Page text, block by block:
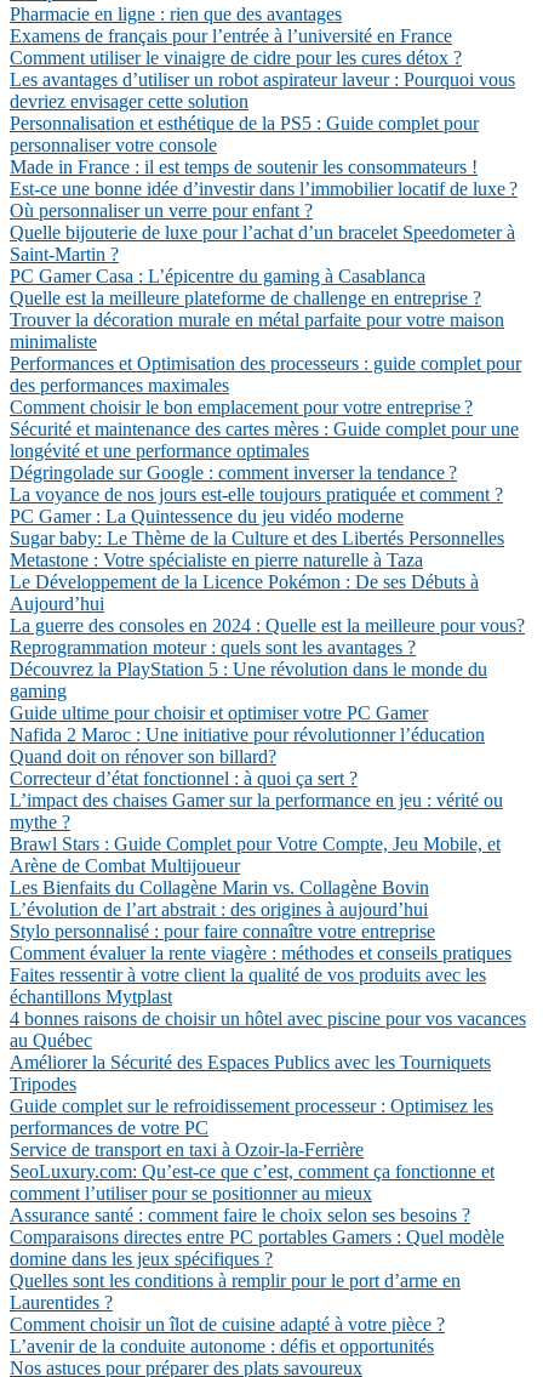
Pharmacie en ligne : rien que des avantages
Examens de français pour l’entrée à l’université en France
Comment utiliser le vinaigre de cidre pour les cures détox ?
Les avantages d’utiliser un robot aspirateur laveur : Pourquoi vous
devriez envisager cette solution
Personnalisation et esthétique de la PS5 : Guide complet pour
personnaliser votre console
Made in France : il est temps de soutenir les consommateurs !
Est-ce une bonne idée d’investir dans l’immobilier locatif de luxe ?
Où personnaliser un verre pour enfant ?
Quelle bijouterie de luxe pour l’achat d’un bracelet Speedometer à
Saint-Martin ?
PC Gamer Casa : L’épicentre du gaming à Casablanca
Quelle est la meilleure plateforme de challenge en entreprise ?
Trouver la décoration murale en métal parfaite pour votre maison
minimaliste
Performances et Optimisation des processeurs : guide complet pour
des performances maximales
Comment choisir le bon emplacement pour votre entreprise ?
Sécurité et maintenance des cartes mères : Guide complet pour une
longévité et une performance optimales
Dégringolade sur Google : comment inverser la tendance ?
La voyance de nos jours est-elle toujours pratiquée et comment ?
PC Gamer : La Quintessence du jeu vidéo moderne
Sugar baby: Le Thème de la Culture et des Libertés Personnelles
Metastone : Votre spécialiste en pierre naturelle à Taza
Le Développement de la Licence Pokémon : De ses Débuts à
Aujourd’hui
La guerre des consoles en 2024 : Quelle est la meilleure pour vous?
Reprogrammation moteur : quels sont les avantages ?
Découvrez la PlayStation 5 : Une révolution dans le monde du
gaming
Guide ultime pour choisir et optimiser votre PC Gamer
Nafida 2 Maroc : Une initiative pour révolutionner l’éducation
Quand doit on rénover son billard?
Correcteur d’état fonctionnel : à quoi ça sert ?
L’impact des chaises Gamer sur la performance en jeu : vérité ou
mythe ?
Brawl Stars : Guide Complet pour Votre Compte, Jeu Mobile, et
Arène de Combat Multijoueur
Les Bienfaits du Collagène Marin vs. Collagène Bovin
L’évolution de l’art abstrait : des origines à aujourd’hui
Stylo personnalisé : pour faire connaître votre entreprise
Comment évaluer la rente viagère : méthodes et conseils pratiques
Faites ressentir à votre client la qualité de vos produits avec les
échantillons Mytplast
4 bonnes raisons de choisir un hôtel avec piscine pour vos vacances
au Québec
Améliorer la Sécurité des Espaces Publics avec les Tourniquets
Tripodes
Guide complet sur le refroidissement processeur : Optimisez les
performances de votre PC
Service de transport en taxi à Ozoir-la-Ferrière
SeoLuxury.com: Qu’est-ce que c’est, comment ça fonctionne et
comment l’utiliser pour se positionner au mieux
Assurance santé : comment faire le choix selon ses besoins ?
Comparaisons directes entre PC portables Gamers : Quel modèle
domine dans les jeux spécifiques ?
Quelles sont les conditions à remplir pour le port d’arme en
Laurentides ?
Comment choisir un îlot de cuisine adapté à votre pièce ?
L’avenir de la conduite autonome : défis et opportunités
Nos astuces pour préparer des plats savoureux